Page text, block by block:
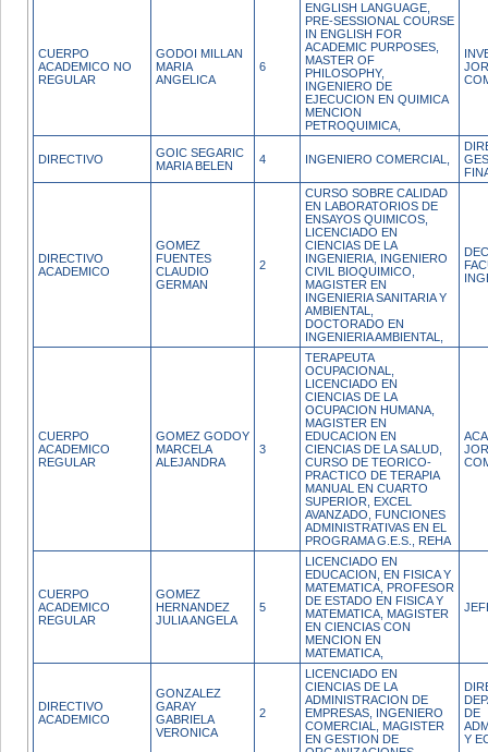
CUERPO
ACADEMICO NO
REGULAR
GODOI MILLAN
MARIA
ANGELICA
6
ENGLISH LANGUAGE,
PRE-SESSIONAL COURSE
IN ENGLISH FOR
ACADEMIC PURPOSES,
MASTER OF
PHILOSOPHY,
INGENIERO DE
EJECUCION EN QUIMICA
MENCION
PETROQUIMICA,
DIRECTIVO
GOIC SEGARIC
MARIA BELEN
4 INGENIERO COMERCIAL,
DIRECTIVO
ACADEMICO
GOMEZ
FUENTES
CLAUDIO
GERMAN
2
CURSO SOBRE CALIDAD
EN LABORATORIOS DE
ENSAYOS QUIMICOS,
LICENCIADO EN
CIENCIAS DE LA
INGENIERIA, INGENIERO
CIVIL BIOQUIMICO,
MAGISTER EN
INGENIERIA SANITARIA Y
AMBIENTAL,
DOCTORADO EN
INGENIERIA AMBIENTAL,
CUERPO
ACADEMICO
REGULAR
GOMEZ GODOY
MARCELA
ALEJANDRA
3
TERAPEUTA
OCUPACIONAL,
LICENCIADO EN
CIENCIAS DE LA
OCUPACION HUMANA,
MAGISTER EN
EDUCACION EN
CIENCIAS DE LA SALUD,
CURSO DE TEORICO-
PRACTICO DE TERAPIA
MANUAL EN CUARTO
SUPERIOR, EXCEL
AVANZADO, FUNCIONES
ADMINISTRATIVAS EN EL
PROGRAMA G.E.S., REHA
CUERPO
ACADEMICO
REGULAR
GOMEZ
HERNANDEZ
JULIA ANGELA
5
LICENCIADO EN
EDUCACION, EN FISICA Y
MATEMATICA, PROFESOR
DE ESTADO EN FISICA Y
MATEMATICA, MAGISTER
EN CIENCIAS CON
MENCION EN
MATEMATICA,
DIRECTIVO
ACADEMICO
GONZALEZ
GARAY
GABRIELA
VERONICA
2
LICENCIADO EN
CIENCIAS DE LA
ADMINISTRACION DE
EMPRESAS, INGENIERO
COMERCIAL, MAGISTER
EN GESTION DE
DE
Y